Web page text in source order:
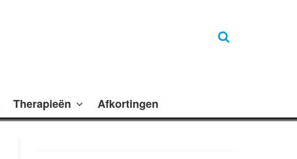
Therapieën Afkortingen